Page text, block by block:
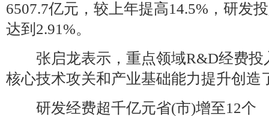
6507.7亿元，较上年提高14.5%，研发
达到2.91%。
张启龙表示，重点领域R&D经费投
核心技术攻关和产业基础能力提升创造
研发经费超千亿元省(市)增至12个